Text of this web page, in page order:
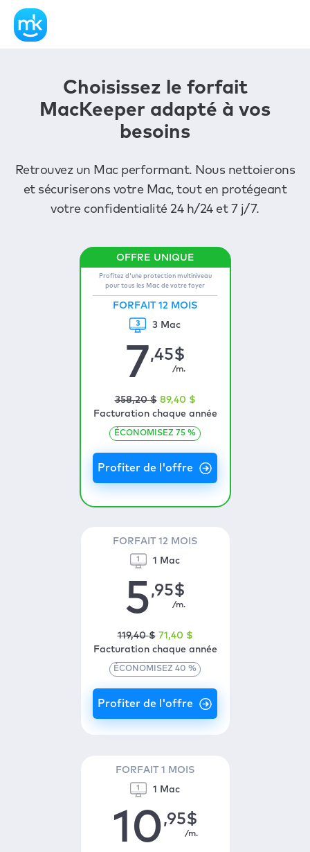
Choisissez le forfait
MacKeeper adapté à vos
besoins
Retrouvez un Mac performant. Nous nettoierons
et sécuriserons votre Mac, tout en protégeant
votre confidentialité 24 h/24 et 7 j/7.
Profitez d'une protection multiniveau
pour tous les Mac de votre foyer
FORFAIT 12 MOIS
3 Mac
7,45$
/m.
358,20 $ 89,40 $
Facturation chaque année
ÉCONOMISEZ 75 %
FORFAIT 12 MOIS
1 Mac
5,95$
/m.
119,40 $ 71 ,40 $
Facturation chaque année
ÉCONOMISEZ 40 %
FORFAIT 1 MOIS
1 Mac
10,95$
/m.